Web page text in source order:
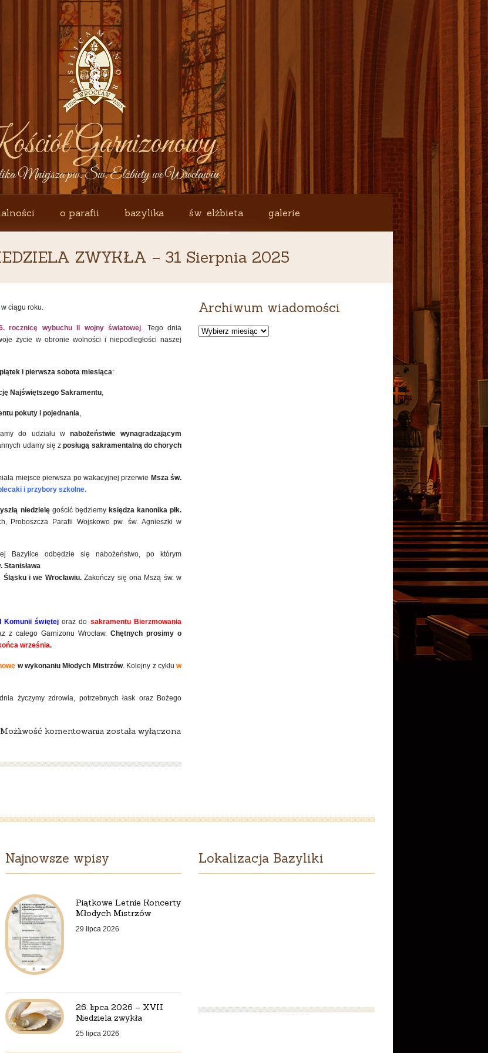
Garnizonowy
Mniejsza pw. Św. Elżbiety we Wrocławiu
o parafii bazylika św. elżbieta galerie
ZWYKŁA – 31 Sierpnia 2025
w ciągu roku.
rocznicę wybuchu II wojny światowej
Tego dnia
życie w obronie wolności i niepodległości naszej
i pierwsza sobota miesiąca:
Najświętszego Sakramentu,
pokuty i pojednania
do udziału w nabożeństwie wynagradzającym
udamy się zposługą sakramentalną do chorych
miejsce pierwsza po wakacyjnej przerwie Msza św.
i przybory szkolne.
niedzielę gościć będziemyksiędzakanonikapłk.
Proboszcza Parafii Wojskowo pw. św. Agnieszki w
Bazylice odbędzie się nabożeństwo, po którym
Stanisława
i we Wrocławiu.Zakończy się ona Mszą św. w
I Komunii świętej oraz do sakramentu Bierzmowania
z całego Garnizonu Wrocław.Chętnych prosimy o
września.
w wykonaniu Młodych Mistrzów. Kolejny z cykluw
życzymy zdrowia, potrzebnych łask oraz Bożego
Możliwość komentowania DWUDZIESTA
ZWYKŁA
2025
została wyłączona
Archiwum wiadomości
Archiwum
wiadomości
Najnowsze wpisy
Piątkowe Letnie Koncerty
Młodych Mistrzów
29 lipca 2026
26. lipca 2026 – XVII
Niedziela zwykła
25 lipca 2026
Lokalizacja Bazyliki